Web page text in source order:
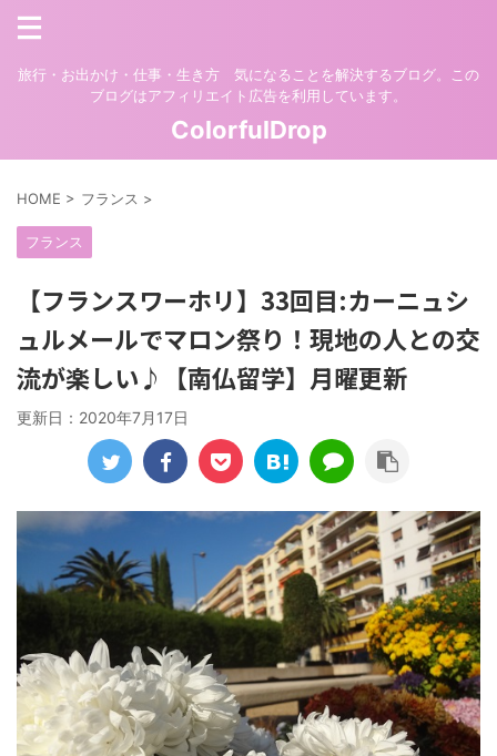
旅行・お出かけ・仕事・生き方 気になることを解決するブログ。この
ブログはアフィリエイト広告を利用しています。
ColorfulDrop
HOME > フランス >
フランス
【フランスワーホリ】33回目:カーニュシ
ュルメールでマロン祭り！現地の人との交
流が楽しい♪【南仏留学】月曜更新
更新日： 2020年7月17日